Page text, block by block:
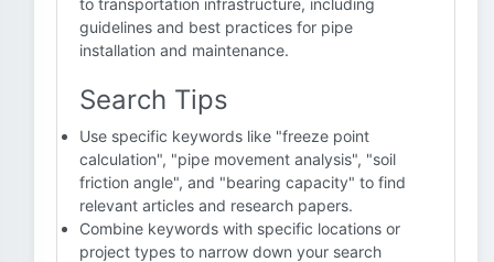
to transportation infrastructure, including
guidelines and best practices for pipe
installation and maintenance.
Search Tips
Use specific keywords like "freeze point
calculation", "pipe movement analysis", "soil
friction angle", and "bearing capacity" to find
relevant articles and research papers.
Combine keywords with specific locations or
project types to narrow down your search